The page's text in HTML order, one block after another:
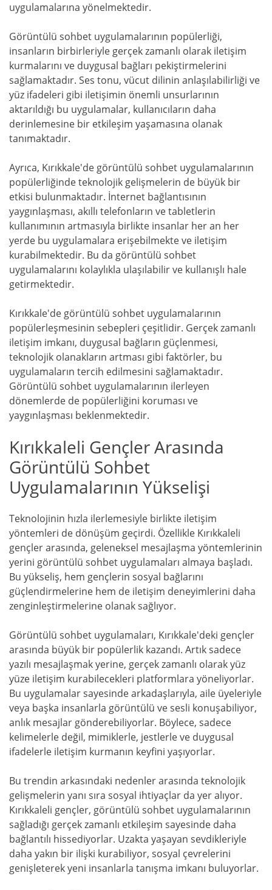
uygulamalarına yönelmektedir.
Görüntülü sohbet uygulamalarının popülerliği,
insanların birbirleriyle gerçek zamanlı olarak iletişim
kurmalarını ve duygusal bağları pekiştirmelerini
sağlamaktadır. Ses tonu, vücut dilinin anlaşılabilirliği ve
yüz ifadeleri gibi iletişimin önemli unsurlarının
aktarıldığı bu uygulamalar, kullanıcıların daha
derinlemesine bir etkileşim yaşamasına olanak
tanımaktadır.
Ayrıca, Kırıkkale'de görüntülü sohbet uygulamalarının
popülerliğinde teknolojik gelişmelerin de büyük bir
etkisi bulunmaktadır. İnternet bağlantısının
yaygınlaşması, akıllı telefonların ve tabletlerin
kullanımının artmasıyla birlikte insanlar her an her
yerde bu uygulamalara erişebilmekte ve iletişim
kurabilmektedir. Bu da görüntülü sohbet
uygulamalarını kolaylıkla ulaşılabilir ve kullanışlı hale
getirmektedir.
Kırıkkale'de görüntülü sohbet uygulamalarının
popülerleşmesinin sebepleri çeşitlidir. Gerçek zamanlı
iletişim imkanı, duygusal bağların güçlenmesi,
teknolojik olanakların artması gibi faktörler, bu
uygulamaların tercih edilmesini sağlamaktadır.
Görüntülü sohbet uygulamalarının ilerleyen
dönemlerde de popülerliğini koruması ve
yaygınlaşması beklenmektedir.
Kırıkkaleli Gençler Arasında
Görüntülü Sohbet
Uygulamalarının Yükselişi
Teknolojinin hızla ilerlemesiyle birlikte iletişim
yöntemleri de dönüşüm geçirdi. Özellikle Kırıkkaleli
gençler arasında, geleneksel mesajlaşma yöntemlerinin
yerini görüntülü sohbet uygulamaları almaya başladı.
Bu yükseliş, hem gençlerin sosyal bağlarını
güçlendirmelerine hem de iletişim deneyimlerini daha
zenginleştirmelerine olanak sağlıyor.
Görüntülü sohbet uygulamaları, Kırıkkale'deki gençler
arasında büyük bir popülerlik kazandı. Artık sadece
yazılı mesajlaşmak yerine, gerçek zamanlı olarak yüz
yüze iletişim kurabilecekleri platformlara yöneliyorlar.
Bu uygulamalar sayesinde arkadaşlarıyla, aile üyeleriyle
veya başka insanlarla görüntülü ve sesli konuşabiliyor,
anlık mesajlar gönderebiliyorlar. Böylece, sadece
kelimelerle değil, mimiklerle, jestlerle ve duygusal
ifadelerle iletişim kurmanın keyfini yaşıyorlar.
Bu trendin arkasındaki nedenler arasında teknolojik
gelişmelerin yanı sıra sosyal ihtiyaçlar da yer alıyor.
Kırıkkaleli gençler, görüntülü sohbet uygulamalarının
sağladığı gerçek zamanlı etkileşim sayesinde daha
bağlantılı hissediyorlar. Uzakta yaşayan sevdikleriyle
daha yakın bir ilişki kurabiliyor, sosyal çevrelerini
genişleterek yeni insanlarla tanışma imkanı buluyorlar.